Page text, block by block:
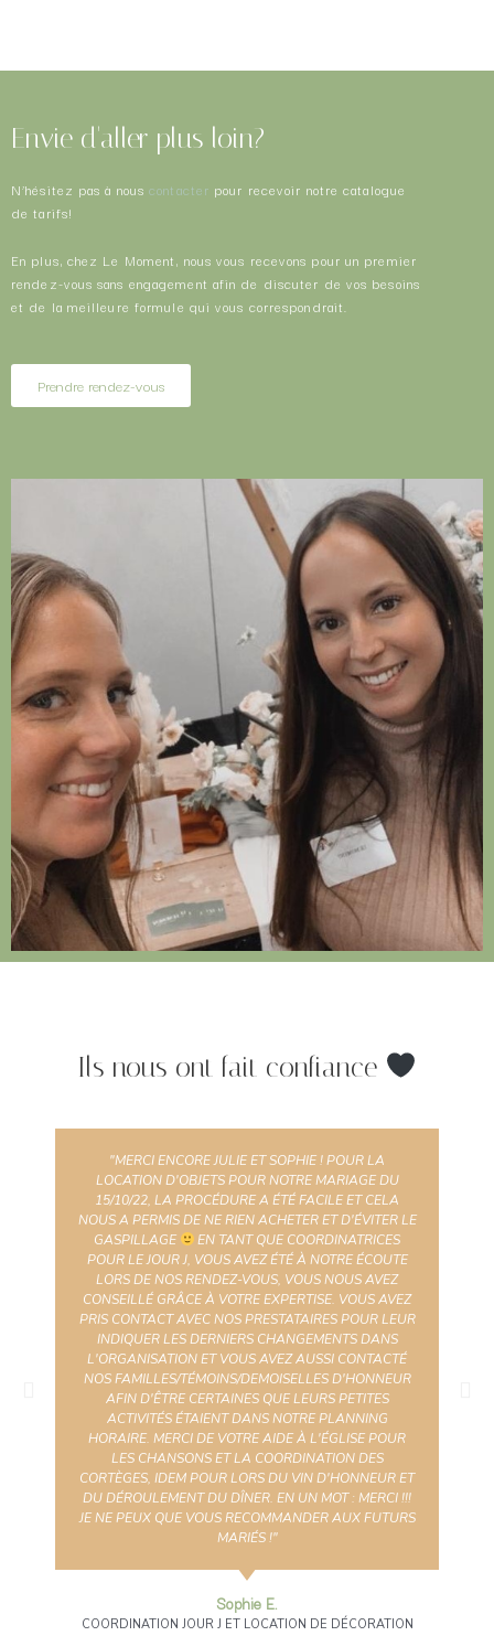
Envie d'aller plus loin?
N’hésitez pas à nouscontacter pour recevoir notre catalogue
de tarifs!
En plus, chez Le Moment, nous vous recevons pour un premier
rendez-vous sans engagement afin de discuter de vos besoins
et de la meilleure formule qui vous correspondrait.
Prendre rendez-vous
Ils nous ont fait confiance
"MERCI ENCORE JULIE ET SOPHIE ! POUR LA
LOCATION D'OBJETS POUR NOTRE MARIAGE DU
15/10/22, LA PROCÉDURE A ÉTÉ FACILE ET CELA
NOUS A PERMIS DE NE RIEN ACHETER ET D'ÉVITER LE
GASPILLAGE
EN TANT QUE COORDINATRICES
POUR LE JOUR J, VOUS AVEZ ÉTÉ À NOTRE ÉCOUTE
LORS DE NOS RENDEZ-VOUS, VOUS NOUS AVEZ
CONSEILLÉ GRÂCE À VOTRE EXPERTISE. VOUS AVEZ
PRIS CONTACT AVEC NOS PRESTATAIRES POUR LEUR
INDIQUER LES DERNIERS CHANGEMENTS DANS
L'ORGANISATION ET VOUS AVEZ AUSSI CONTACTÉ
NOS FAMILLES/TÉMOINS/DEMOISELLES D'HONNEUR
AFIN D'ÊTRE CERTAINES QUE LEURS PETITES
ACTIVITÉS ÉTAIENT DANS NOTRE PLANNING
HORAIRE. MERCI DE VOTRE AIDE À L'ÉGLISE POUR
LES CHANSONS ET LA COORDINATION DES
CORTÈGES, IDEM POUR LORS DU VIN D'HONNEUR ET
DU DÉROULEMENT DU DÎNER. EN UN MOT : MERCI !!!
JE NE PEUX QUE VOUS RECOMMANDER AUX FUTURS
MARIÉS !"
Sophie E.
COORDINATION JOUR J ET LOCATION DE DÉCORATION